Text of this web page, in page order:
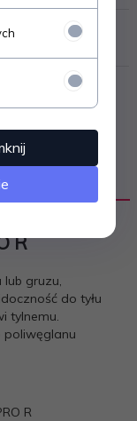
R
gruzu,
do tyłu
tylnemu.
R